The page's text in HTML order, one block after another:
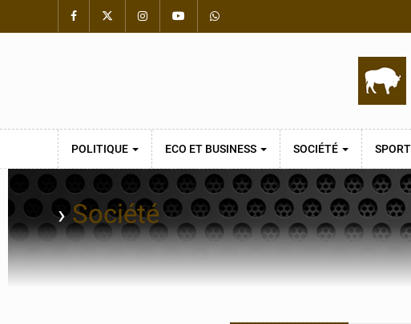
POLITIQUE ECO ET BUSINESS SOCIÉTÉ SPORT
›Société